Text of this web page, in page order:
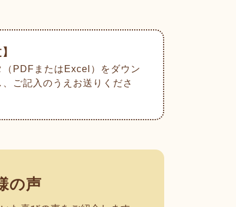
（PDFまたはExcel）をダウン
ご記入のうえお送りくださ
の声